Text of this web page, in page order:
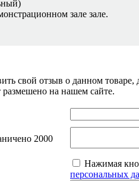
зале зале.
свой отзыв о данном
размешено на нашем сайте.
2000
Нажимая
персональных